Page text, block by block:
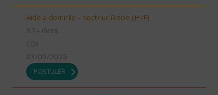
Aide à domicile - secteur Riscle (H/F)
32 - Gers
CDI
03/09/2025
POSTULER